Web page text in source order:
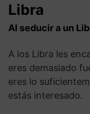
Libra
Al seducir a un
A los Libra les
eres demasiado
eres lo
estás interesado.